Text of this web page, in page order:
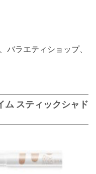
バラエティショップ、
ム スティックシャド